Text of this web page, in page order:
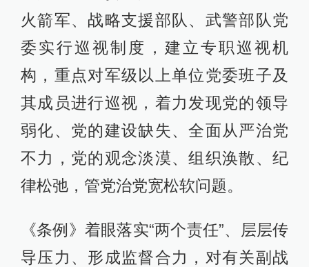
火箭军、战略支援部队、武警部队党
委实行巡视制度，建立专职巡视机
构，重点对军级以上单位党委班子及
其成员进行巡视，着力发现党的领导
弱化、党的建设缺失、全面从严治党
不力，党的观念淡漠、组织涣散、纪
律松弛，管党治党宽松软问题。
《条例》着眼落实“两个责任”、层层传
导压力、形成监督合力，对有关副战